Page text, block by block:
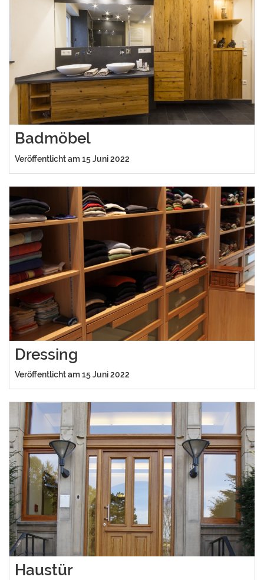
Badmöbel
Veröffentlicht am 15 Juni 2022
Dressing
Veröffentlicht am 15 Juni 2022
Haustür